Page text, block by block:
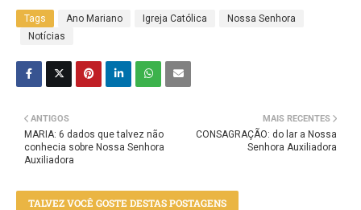
Tags Ano Mariano Igreja Católica
Nossa Senhora
Notícias
MAIS RECENTES
CONSAGRAÇÃO: do lar a Nossa
Senhora Auxiliadora
ANTIGOS
MARIA: 6 dados que talvez não
conhecia sobre Nossa Senhora
Auxiliadora
TALVEZ VOCÊ GOSTE DESTAS POSTAGENS